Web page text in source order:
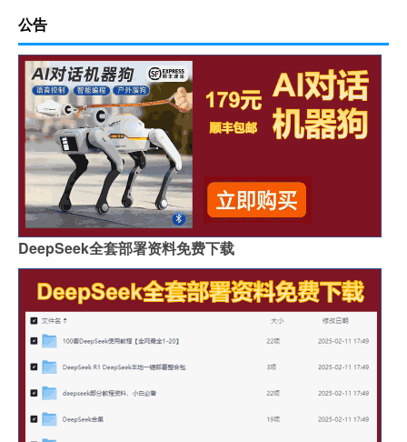
公告
DeepSeek全套部署资料免费下载